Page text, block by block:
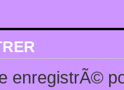
enregistrÃ©